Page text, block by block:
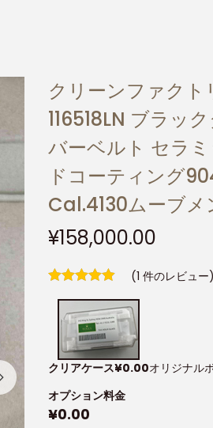
クリーンファクト
116518LN ブラッ
バーベルト セラ
ドコーティング
Cal.4130ムーブメ
¥158,000.00
(1 件のレビュー)
クリアケース¥0.00オリジナル
オプション料金
¥0.00